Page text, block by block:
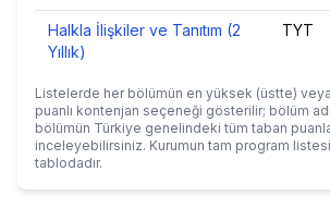
Halkla İlişkiler ve Tanıtım (2
Yıllık)
TYT
Listelerde her bölümün en yüksek (üstte)
puanlı kontenjan seçeneği gösterilir; bölüm
bölümün Türkiye genelindeki tüm taban
inceleyebilirsiniz. Kurumun tam program listesi
tablodadır.